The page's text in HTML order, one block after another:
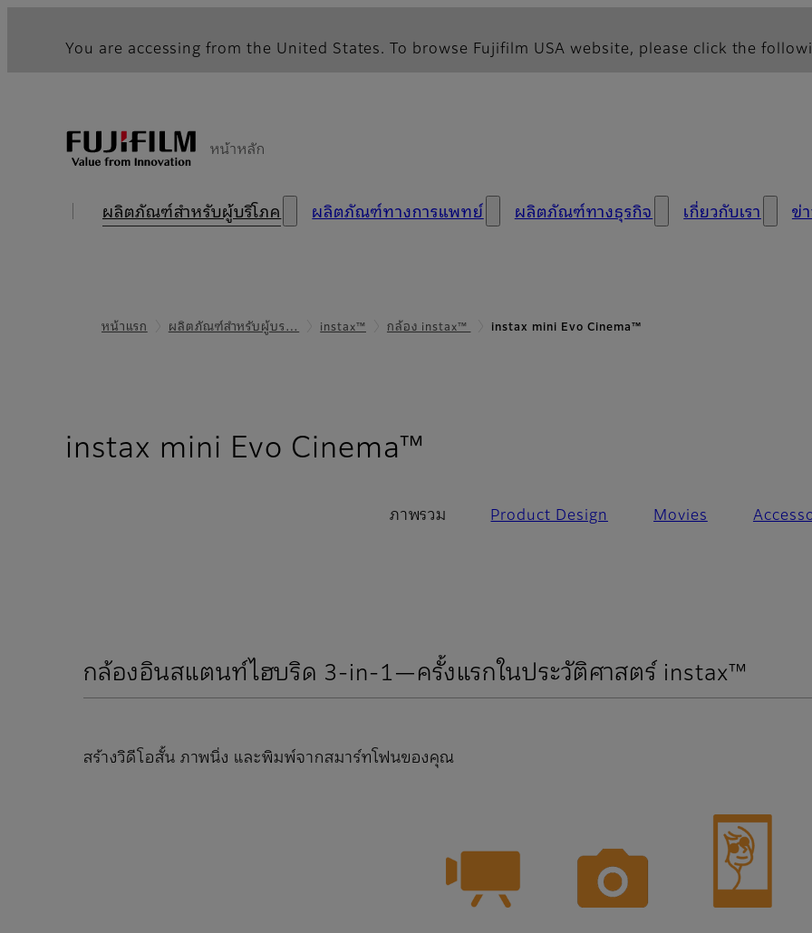
You are accessing from the United States. To browse Fujifilm USA website, please click the
หน้าหลัก
ผลิตภัณฑ์สำหรับผู้บริโภค ผลิตภัณฑ์ทางการแพทย์ ผลิตภัณฑ์ทางธุรกิจ เกี่ยวกับเรา ข่
หน้าแรก ผลิตภัณฑ์สำหรับผู้บร… instax™ กล้อง instax™ instax mini Evo Cinema™
instax mini Evo Cinema™
ภาพรวม Product Design Movies
กล้องอินสแตนท์ไฮบริด 3-in-1—ครั้งแรกในประวัติศาสตร์ instax™
สร้างวิดีโอสั้น ภาพนิ่ง และพิมพ์จากสมาร์ทโฟนของคุณ